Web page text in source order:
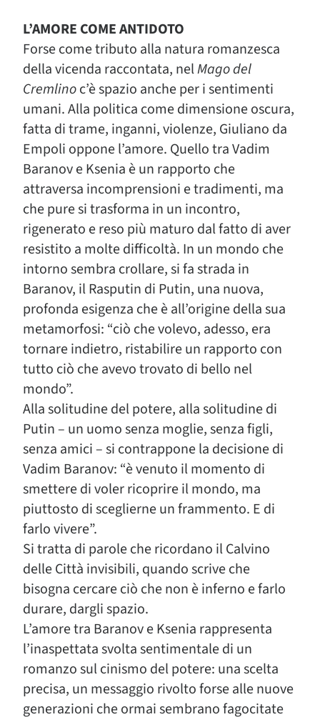
L’AMORE COME ANTIDOTO
Forse come tributo alla natura romanzesca
della vicenda raccontata, nelMago del
Cremlinoc’è spazio anche per i sentimenti
umani. Alla politica come dimensione oscura,
fatta di trame, inganni, violenze, Giuliano da
Empoli oppone l’amore. Quello tra Vadim
Baranov e Ksenia è un rapporto che
attraversa incomprensioni e tradimenti, ma
che pure si trasforma in un incontro,
rigenerato e reso più maturo dal fatto di aver
resistito a molte difficoltà. In un mondo che
intorno sembra crollare, si fa strada in
Baranov, il Rasputin di Putin, una nuova,
profonda esigenza che è all’origine della sua
metamorfosi: “ciò che volevo, adesso, era
tornare indietro, ristabilire un rapporto con
tutto ciò che avevo trovato di bello nel
mondo”.
Alla solitudine del potere, alla solitudine di
Putin – un uomo senza moglie, senza figli,
senza amici – si contrappone la decisione di
Vadim Baranov: “è venuto il momento di
smettere di voler ricoprire il mondo, ma
piuttosto di sceglierne un frammento. E di
farlo vivere”.
Si tratta di parole che ricordano il Calvino
delle Città invisibili, quando scrive che
bisogna cercare ciò che non è inferno e farlo
durare, dargli spazio.
L’amore tra Baranov e Ksenia rappresenta
l’inaspettata svolta sentimentale di un
romanzo sul cinismo del potere: una scelta
precisa, un messaggio rivolto forse alle nuove
generazioni che ormai sembrano fagocitate